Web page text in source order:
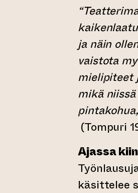
ja näin
vaistota
mielipiteet
mikä
(Tompuri
Ajassa
käsittelee